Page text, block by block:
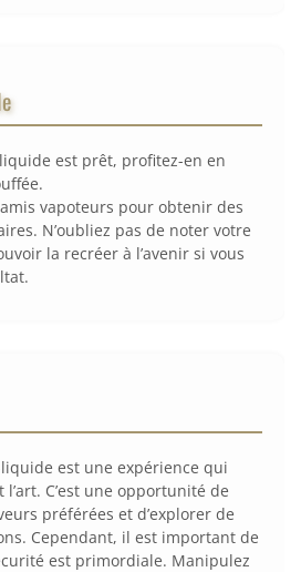
est prêt, profitez-en en
vapoteurs pour obtenir des
N’oubliez pas de noter votre
la recréer à l’avenir si vous
est une expérience qui
C’est une opportunité de
préférées et d’explorer de
Cependant, il est important de
est primordiale. Manipulez